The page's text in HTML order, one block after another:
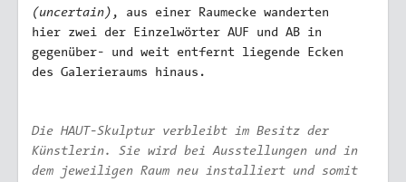
(uncertain) , aus einer Raumecke wanderten
hier zwei der Einzelwörter AUF und AB in
gegenüber- und weit entfernt liegende Ecken
des Galerieraums hinaus.
Die HAUT-Skulptur verbleibt im Besitz der
Künstlerin. Sie wird bei Ausstellungen und in
dem jeweiligen Raum neu installiert und somit